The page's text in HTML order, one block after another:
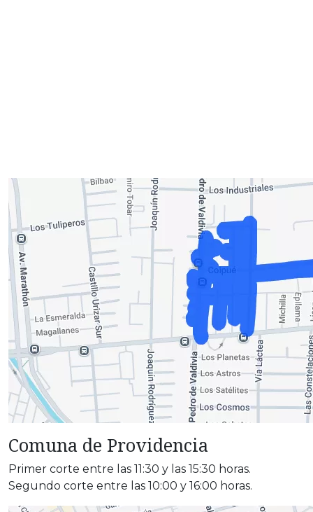
Comuna de Providencia
Primer corte entre las 11:30 y las 15:30 horas.
Segundo corte entre las 10:00 y 16:00 horas.